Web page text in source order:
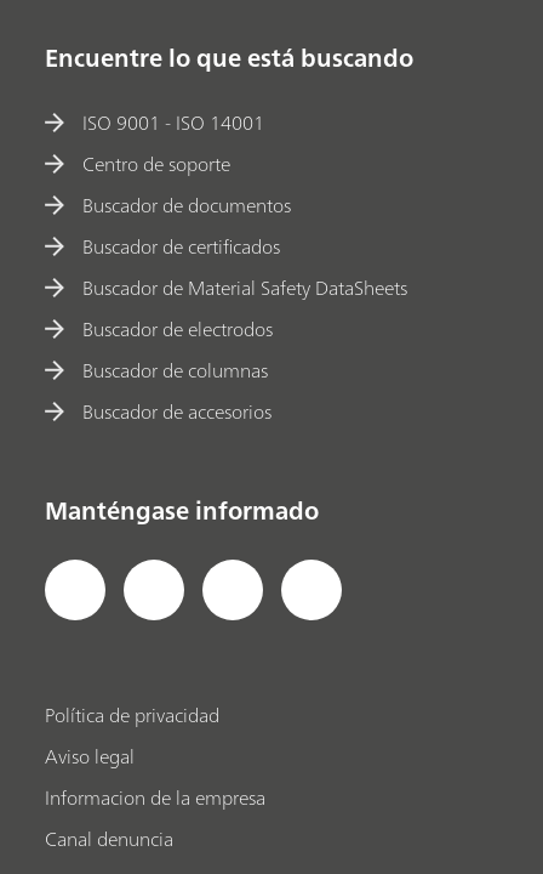
Encuentre lo que está buscando
ISO 9001 - ISO 14001
Centro de soporte
Buscador de documentos
Buscador de certificados
Buscador de Material Safety DataSheets
Buscador de electrodos
Buscador de columnas
Buscador de accesorios
Manténgase informado
Política de privacidad
Aviso legal
Informacion de la empresa
Canal denuncia